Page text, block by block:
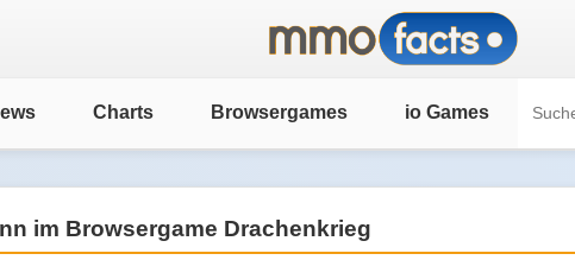
Charts Browsergames io Games
im Browsergame Drachenkrieg